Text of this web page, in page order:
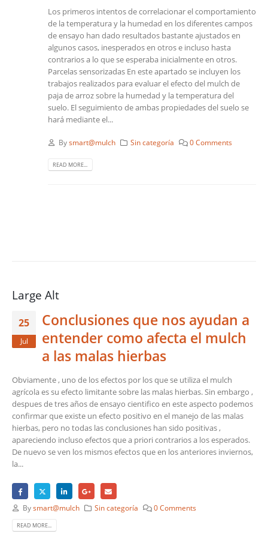
Los primeros intentos de correlacionar el comportamiento
de la temperatura y la humedad en los diferentes campos
de ensayo han dado resultados bastante ajustados en
algunos casos, inesperados en otros e incluso hasta
contrarios a lo que se esperaba inicialmente en otros.
Parcelas sensorizadas En este apartado se incluyen los
trabajos realizados para evaluar el efecto del mulch de
paja de arroz sobre la humedad y la temperatura del
suelo. El seguimiento de ambas propiedades del suelo se
hará mediante el...
Bysmart@mulch Sin categoría 0 Comments
READ MORE...
Large Alt
25
Jul
Conclusiones que nos ayudan a
entender como afecta el mulch
a las malas hierbas
Obviamente , uno de los efectos por los que se utiliza el mulch
agrícola es su efecto limitante sobre las malas hierbas. Sin embargo ,
despues de tres años de ensayo cientifico en este aspecto podemos
confirmar que existe un efecto positivo en el manejo de las malas
hierbas, pero no todas las conclusiones han sido positivas ,
apareciendo incluso efectos que a priori contrarios a los esperados.
De nuevo se ven los mismos efectos que en los anteriores inviernos,
la...
Bysmart@mulch Sin categoría 0 Comments
READ MORE...